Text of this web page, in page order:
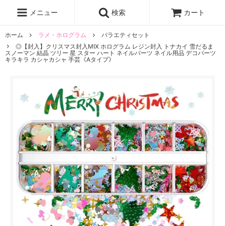
メニュー 検索 カート
ホーム ラメ・ホログラム
バラエティセット
◎【封入】クリスマス封入MIX ホログラム レジン封入 トナカイ 雪だるま
スノーマン 結晶 ツリー 星 スター ハート ネイルパーツ ネイル用品 デコパーツ
キラキラ カシャカシャ 手芸《Aタイプ》